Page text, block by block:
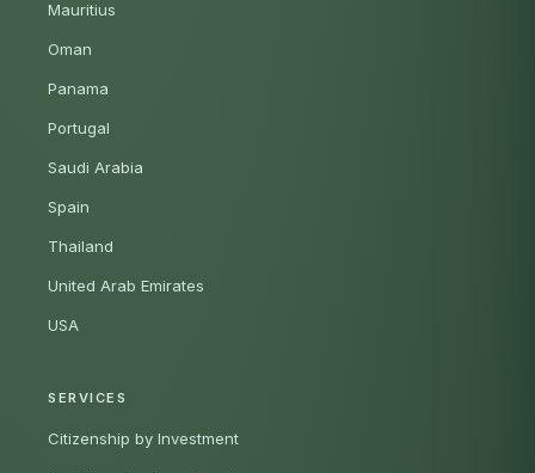
Mauritius
Oman
Panama
Portugal
Saudi Arabia
Spain
Thailand
United Arab Emirates
USA
SERVICES
Citizenship by Investment